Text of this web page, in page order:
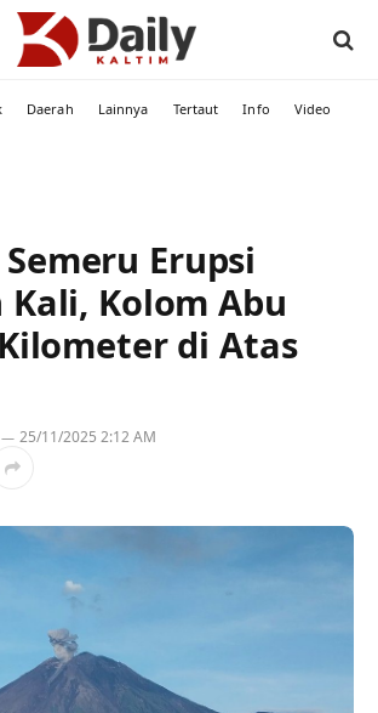
Daerah Lainnya Tertaut Info Video
Erupsi
Kali, Kolom Abu
di Atas
25/11/2025 2:12 AM